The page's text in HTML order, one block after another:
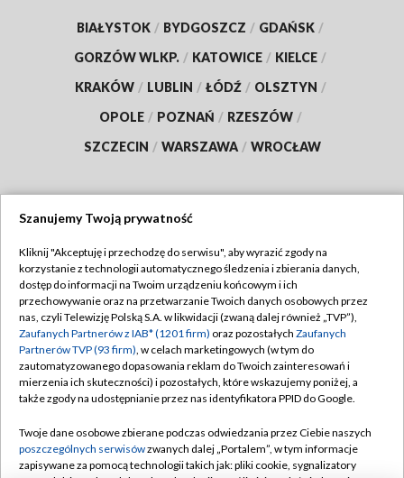
BIAŁYSTOK / BYDGOSZCZ / GDAŃSK /
GORZÓW WLKP. / KATOWICE / KIELCE /
KRAKÓW / LUBLIN / ŁÓDŹ / OLSZTYN /
OPOLE / POZNAŃ / RZESZÓW /
SZCZECIN / WARSZAWA / WROCŁAW
TVP
Abonament TVP
Emisja w TVP
Centrum informacji TVP
Naziemna Telewizja Cyfrowa
Rada Programowa
Regulamin TVP
Polityka prywatności
Moje zgody
Pomoc
Kontakt
Szanujemy Twoją prywatność
Kliknij "Akceptuję i przechodzę do serwisu", aby wyrazić zgody na
korzystanie z technologii automatycznego śledzenia i zbierania danych,
dostęp do informacji na Twoim urządzeniu końcowym i ich
przechowywanie oraz na przetwarzanie Twoich danych osobowych przez
nas, czyli Telewizję Polską S.A. w likwidacji (zwaną dalej również „TVP”),
Zaufanych Partnerów z IAB* (1201 firm) oraz pozostałych Zaufanych
Partnerów TVP (93 firm), w celach marketingowych (w tym do
zautomatyzowanego dopasowania reklam do Twoich zainteresowań i
mierzenia ich skuteczności) i pozostałych, które wskazujemy poniżej, a
także zgody na udostępnianie przez nas identyfikatora PPID do Google.
Twoje dane osobowe zbierane podczas odwiedzania przez Ciebie naszych
poszczególnych serwisówzwanych dalej „Portalem”, w tym informacje
zapisywane za pomocą technologii takich jak: pliki cookie, sygnalizatory